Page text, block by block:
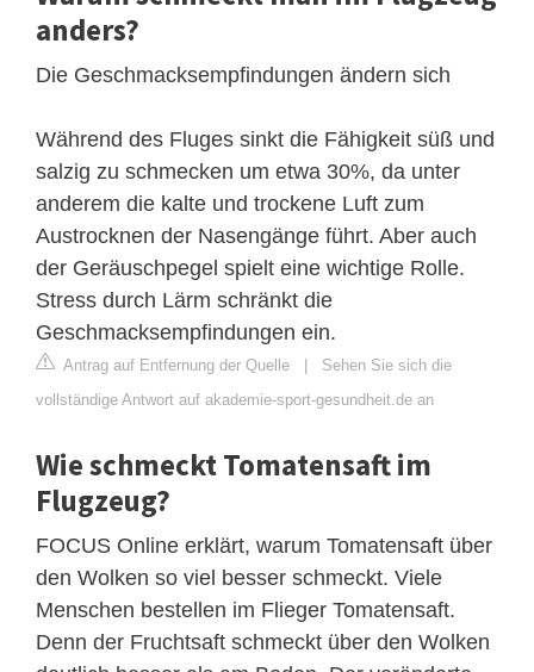
anders?
Die Geschmacksempfindungen ändern sich
Während des Fluges sinkt die Fähigkeit süß und
salzig zu schmecken um etwa 30%, da unter
anderem die kalte und trockene Luft zum
Austrocknen der Nasengänge führt. Aber auch
der Geräuschpegel spielt eine wichtige Rolle.
Stress durch Lärm schränkt die
Geschmacksempfindungen ein.
Antrag auf Entfernung der Quelle | Sehen Sie sich die
vollständige Antwort auf akademie-sport-gesundheit.de an
Wie schmeckt Tomatensaft im
Flugzeug?
FOCUS Online erklärt, warum Tomatensaft über
den Wolken so viel besser schmeckt. Viele
Menschen bestellen im Flieger Tomatensaft.
Denn der Fruchtsaft schmeckt über den Wolken